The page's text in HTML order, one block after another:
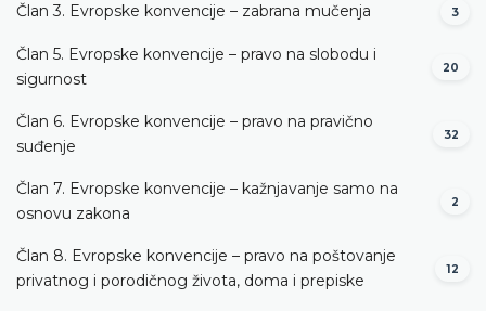
Član 3. Evropske konvencije – zabrana mučenja 3
Član 5. Evropske konvencije – pravo na slobodu i
sigurnost
20
Član 6. Evropske konvencije – pravo na pravično
suđenje
32
Član 7. Evropske konvencije – kažnjavanje samo na
osnovu zakona
2
Član 8. Evropske konvencije – pravo na poštovanje
privatnog i porodičnog života, doma i prepiske
12